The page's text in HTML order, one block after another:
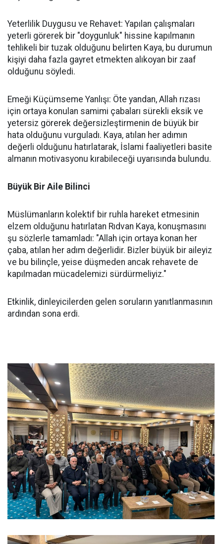
Yeterlilik Duygusu ve Rehavet: Yapılan çalışmaları
yeterli görerek bir "doygunluk" hissine kapılmanın
tehlikeli bir tuzak olduğunu belirten Kaya, bu durumun
kişiyi daha fazla gayret etmekten alıkoyan bir zaaf
olduğunu söyledi.
Emeği Küçümseme Yanlışı: Öte yandan, Allah rızası
için ortaya konulan samimi çabaları sürekli eksik ve
yetersiz görerek değersizleştirmenin de büyük bir
hata olduğunu vurguladı. Kaya, atılan her adımın
değerli olduğunu hatırlatarak, İslami faaliyetleri basite
almanın motivasyonu kırabileceği uyarısında bulundu.
Büyük Bir Aile Bilinci
Müslümanların kolektif bir ruhla hareket etmesinin
elzem olduğunu hatırlatan Rıdvan Kaya, konuşmasını
şu sözlerle tamamladı: "Allah için ortaya konan her
çaba, atılan her adım değerlidir. Bizler büyük bir aileyiz
ve bu bilinçle, yeise düşmeden ancak rehavete de
kapılmadan mücadelemizi sürdürmeliyiz."
Etkinlik, dinleyicilerden gelen soruların yanıtlanmasının
ardından sona erdi.